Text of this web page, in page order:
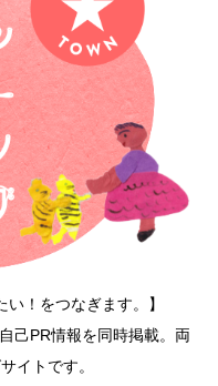
い！をつなぎます。】
己PR情報を同時掲載。両
イトです。